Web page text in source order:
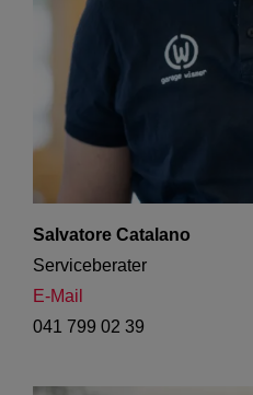
Salvatore Catalano
Serviceberater
E-Mail
041 799 02 39